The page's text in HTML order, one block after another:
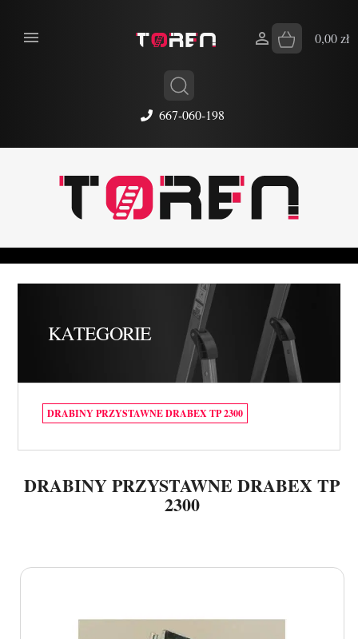
667-060-198
 0,00 zł

KATEGORIE
DRABINY PRZYSTAWNE DRABEX TP 2300
DRABINY PRZYSTAWNE DRABEX TP
2300